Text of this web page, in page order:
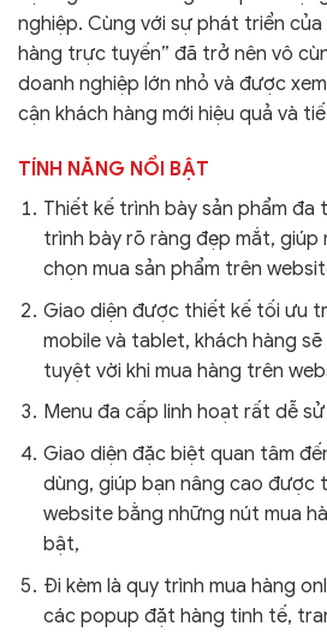
nghiệp. Cùng với sự phát triển của
hàng trực tuyến” đã trở nên vô
doanh nghiệp lớn nhỏ và được
cận khách hàng mới hiệu quả và
TÍNH NĂNG NỔI BẬT
Thiết kế trình bày sản phẩm đa
trình bày rõ ràng đẹp mắt, giúp
chọn mua sản phẩm trên
Giao diện được thiết kế tối ưu
mobile và tablet, khách hàng
tuyệt vời khi mua hàng trên
Menu đa cấp linh hoạt rất dễ
Giao diện đặc biệt quan tâm
dùng, giúp bạn nâng cao được
website bằng những nút mua
bật,
Đi kèm là quy trình mua hàng
các popup đặt hàng tinh tế,